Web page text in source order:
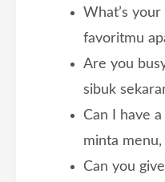
What’s
favoritmu
Are you
sibuk
Can I have
minta menu,
Can you